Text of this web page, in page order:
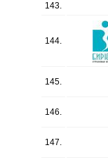
143.
144.
145.
146.
147.